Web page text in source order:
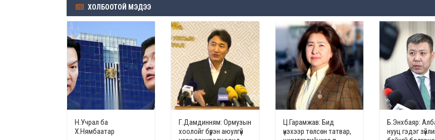
ХОЛБООТОЙ МЭДЭЭ
Н.Учрал ба
Х.Нямбаатар
Г.Дамдинням: Ормузын
хоолойг бүрэн аюулгүй
Ц.Гарамжав: Бид
үнэхээр төлсөн татвар,
Б.Энхбаяр:
нууц гэдэг